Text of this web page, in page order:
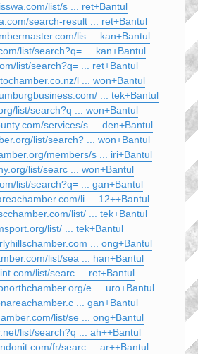
list/s ... ret+Bantul
search-result ... ret+Bantul
lis ... kan+Bantul
list/search?q= ... kan+Bantul
list/search?q= ... ret+Bantul
l ... won+Bantul
... tek+Bantul
list/search?q ... won+Bantul
services/s ... den+Bantul
list/search? ... won+Bantul
members/s ... iri+Bantul
list/searc ... won+Bantul
list/search?q= ... gan+Bantul
li ... 12++Bantul
list/ ... tek+Bantul
list/ ... tek+Bantul
... ong+Bantul
list/sea ... han+Bantul
list/searc ... ret+Bantul
e ... uro+Bantul
... gan+Bantul
list/se ... ong+Bantul
list/search?q ... ah++Bantul
fr/searc ... ar++Bantul